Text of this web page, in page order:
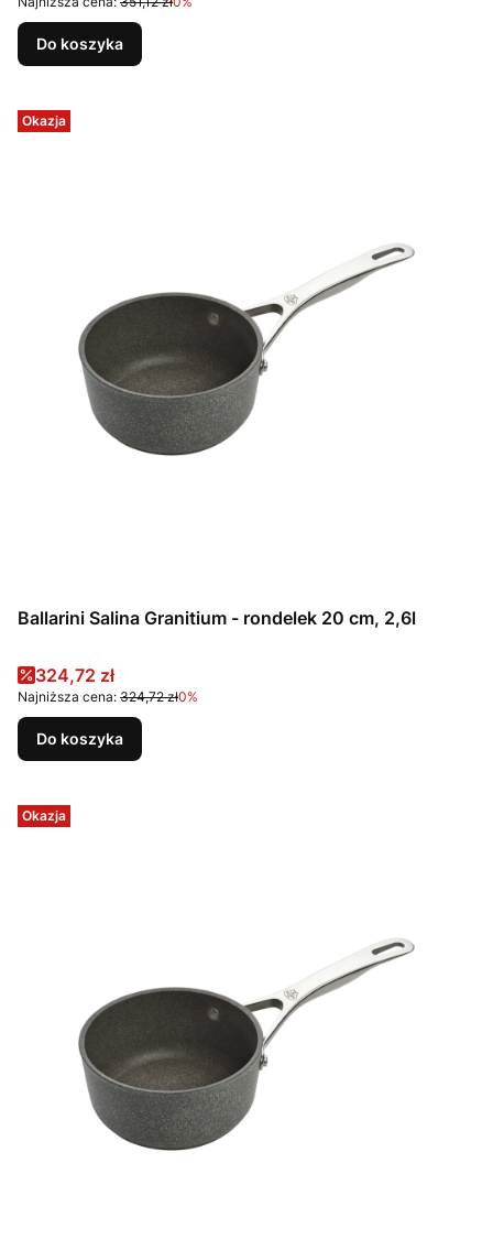
Do koszyka
Okazja
Ballarini Salina Granitium - rondelek 20 cm, 2,6l
Cena promocyjna
324,72 zł
Najniższa cena: 324,72 zł0%
Do koszyka
Okazja